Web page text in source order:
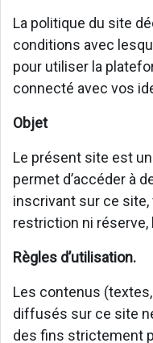
La politique du site
conditions avec
pour utiliser la
connecté avec vos
Objet
Le présent site est
permet d’accéder à
inscrivant sur ce
restriction ni réserve,
Règles d’utilisation.
Les contenus
diffusés sur ce site
des fins strictement